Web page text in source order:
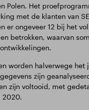
Polen. Het
met de klanten van
er ongeveer 12 bij het
betrokken, waarvan
worden halverwege het
zijn
zijn voltooid, met
2020.